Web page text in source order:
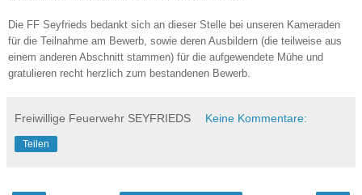
Die FF Seyfrieds bedankt sich an dieser Stelle bei unseren Kameraden
für die Teilnahme am Bewerb, sowie deren Ausbildern (die teilweise aus
einem anderen Abschnitt stammen) für die aufgewendete Mühe und
gratulieren recht herzlich zum bestandenen Bewerb.
Freiwillige Feuerwehr SEYFRIEDS Keine Kommentare:
Teilen